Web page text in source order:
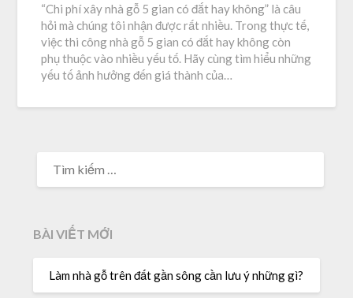
“Chi phí xây nhà gỗ 5 gian có đắt hay không” là câu
hỏi mà chúng tôi nhận được rất nhiều. Trong thực tế,
việc thi công nhà gỗ 5 gian có đắt hay không còn
phụ thuộc vào nhiều yếu tố. Hãy cùng tìm hiểu những
yếu tố ảnh hưởng đến giá thành của…
KIẾM
BÀI VIẾT MỚI
Làm nhà gỗ trên đất gần sông cần lưu ý những gì?